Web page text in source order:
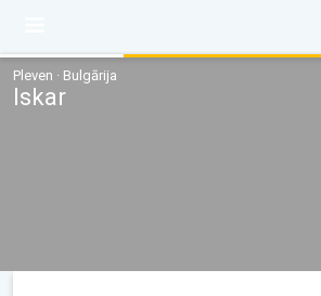
Pleven · Bulgārija
Iskar